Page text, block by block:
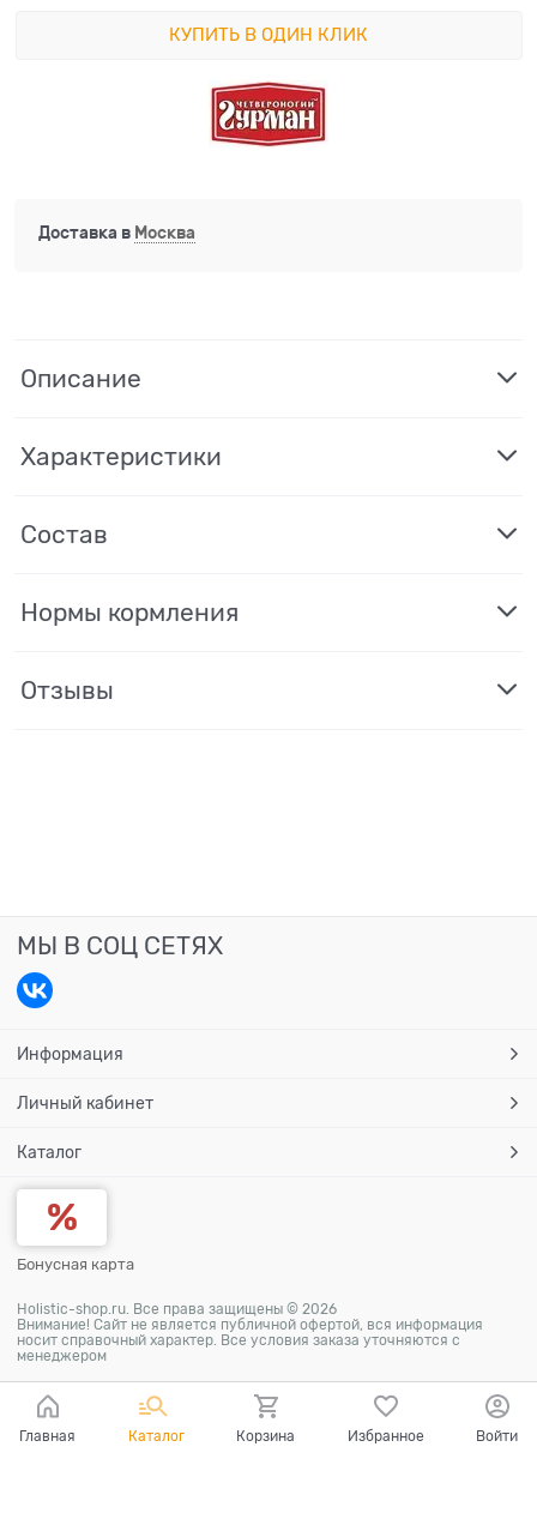
КУПИТЬ В ОДИН КЛИК
Доставка в Москва
Описание
Характеристики
Состав
Нормы кормления
Отзывы
МЫ В СОЦ СЕТЯХ
Информация
Личный кабинет
Каталог
Бонусная карта
Holistic-shop.ru. Все права защищены © 2026
Внимание! Сайт не является публичной офертой, вся информация
носит справочный характер. Все условия заказа уточняются с
менеджером
Главная Каталог Корзина Избранное Войти